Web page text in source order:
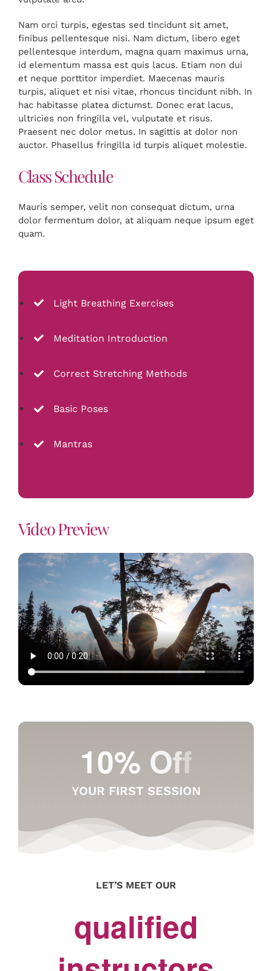
Nam orci turpis, egestas sed tincidunt sit amet,
finibus pellentesque nisi. Nam dictum, libero eget
pellentesque interdum, magna quam maximus urna,
id elementum massa est quis lacus. Etiam non dui
et neque porttitor imperdiet. Maecenas mauris
turpis, aliquet et nisi vitae, rhoncus tincidunt nibh. In
hac habitasse platea dictumst. Donec erat lacus,
ultricies non fringilla vel, vulputate et risus.
Praesent nec dolor metus. In sagittis at dolor non
auctor. Phasellus fringilla id turpis aliquet molestie.
Class Schedule
Mauris semper, velit non consequat dictum, urna
dolor fermentum dolor, at aliquam neque ipsum eget
quam.
Light Breathing Exercises
Meditation Introduction
Correct Stretching Methods
Basic Poses
Mantras
Video Preview
YOUR FIRST SESSION
LET’S MEET OUR
qualified